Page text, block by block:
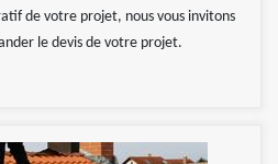
de votre projet, nous vous invitons
le devis de votre projet.